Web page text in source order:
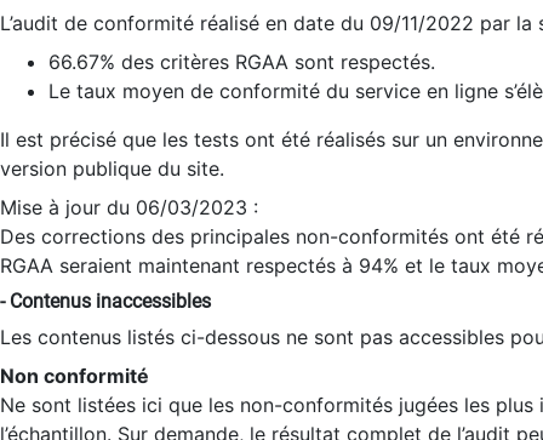
L’audit de conformité réalisé en date du 09/11/2022 par
66.67% des critères RGAA sont respectés.
Le taux moyen de conformité du service en ligne
Il est précisé que les tests ont été réalisés sur un
version publique du site.
Mise à jour du 06/03/2023 :
Des corrections des principales non-conformités ont été
RGAA seraient maintenant respectés à 94% et le taux
- Contenus inaccessibles
Les contenus listés ci-dessous ne sont pas accessibles
Non conformité
Ne sont listées ici que les non-conformités jugées les
l’échantillon. Sur demande, le résultat complet de l’audit